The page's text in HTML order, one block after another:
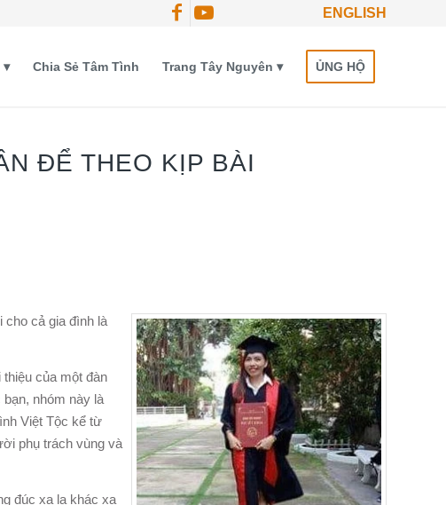
ENGLISH
Chia Sẻ Tâm Tình Trang Tây Nguyên ỦNG HỘ
ĐỂ THEO KỊP BÀI
cho cả gia đình là
của một đàn
nhóm này là
Việt Tộc kể từ
phụ trách vùng và
đúc xa lạ khác xa